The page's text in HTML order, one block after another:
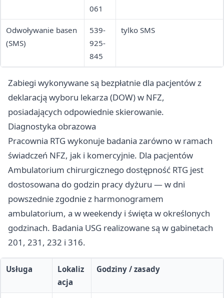
061
Odwoływanie basen
(SMS)
539-
925-
845
tylko SMS
Zabiegi wykonywane są bezpłatnie dla pacjentów z
deklaracją wyboru lekarza (DOW) w NFZ,
posiadających odpowiednie skierowanie.
Diagnostyka obrazowa
Pracownia RTG wykonuje badania zarówno w ramach
świadczeń NFZ, jak i komercyjnie. Dla pacjentów
Ambulatorium chirurgicznego dostępność RTG jest
dostosowana do godzin pracy dyżuru — w dni
powszednie zgodnie z harmonogramem
ambulatorium, a w weekendy i święta w określonych
godzinach. Badania USG realizowane są w gabinetach
201, 231, 232 i 316.
Usługa
Lokaliz
acja
Godziny / zasady